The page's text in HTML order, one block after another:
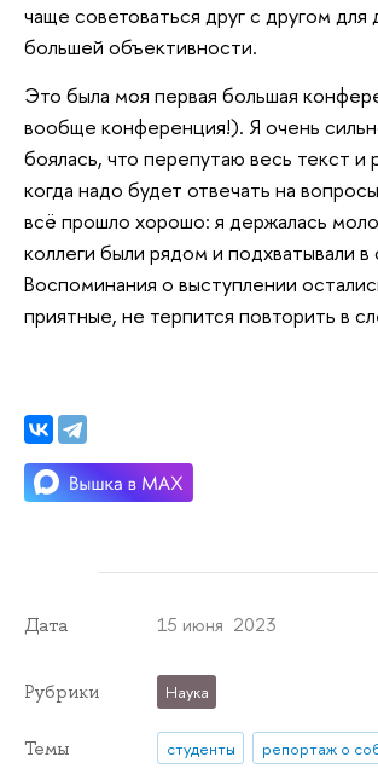
чаще советоваться друг с другом
большей объективности.
Это была моя первая большая
вообще конференция!). Я очень
боялась, что перепутаю весь текст и
когда надо будет отвечать на
всё прошло хорошо: я держалась
коллеги были рядом и подхватывали в
Воспоминания о выступлении
приятные, не терпится повторить в
Дата 15 июня 2023
Рубрики Наука
Темы студенты репортаж о